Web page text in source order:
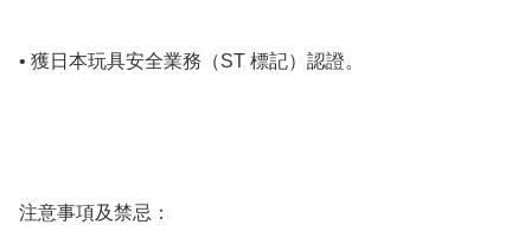
• 獲日本玩具安全業務（ST 標記）認證。
注意事項及禁忌：